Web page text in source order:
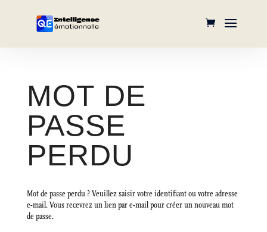
MOT DE
PASSE
PERDU
Mot de passe perdu ? Veuillez saisir votre identifiant ou votre adresse
e-mail. Vous recevrez un lien par e-mail pour créer un nouveau mot
de passe.